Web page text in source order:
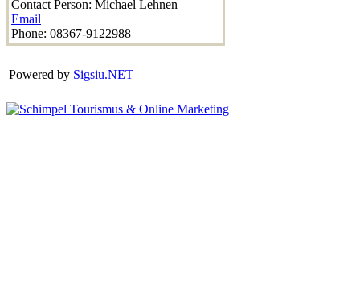
Contact Person: Michael Lehnen
Email
Phone: 08367-9122988
Powered by Sigsiu.NET